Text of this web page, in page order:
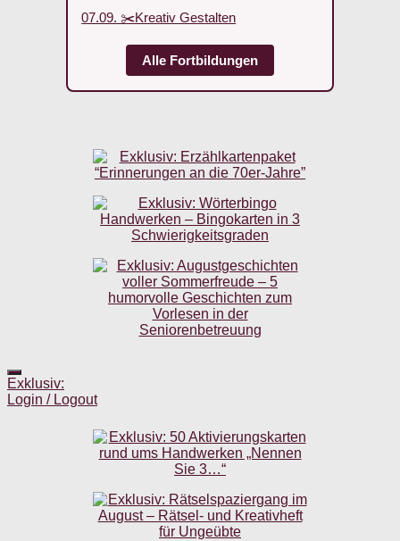
07.09. ✂️Kreativ Gestalten
Alle Fortbildungen
Exklusiv:
Login / Logout